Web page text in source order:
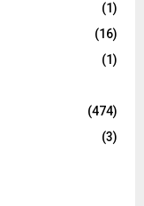
(1)
(16)
(1)
(474)
(3)